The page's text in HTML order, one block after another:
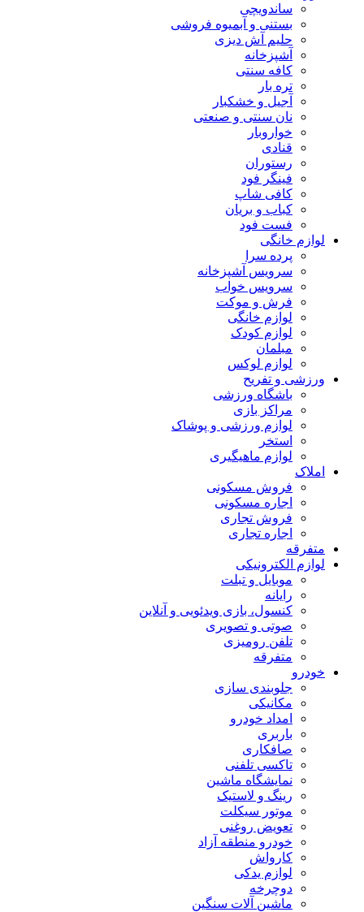
ساندویچی
بستنی و آبمیوه فروشی
حلیم آش دیزی
آشپزخانه
کافه سنتی
تره بار
آجیل و خشکبار
نان سنتی و صنعتی
خواروبار
قنادی
رستوران
فینگر فود
کافی شاپ
کباب و بریان
فست فود
لوازم خانگی
پرده سرا
سرویس آشپزخانه
سرویس خواب
فرش و موکت
لوازم خانگی
لوازم کودک
مبلمان
لوازم لوکس
ورزشی و تفریح
باشگاه ورزشی
مراکز بازی
لوازم ورزشی و پوشاک
استخر
لوازم ماهیگیری
املاک
فروش مسکونی
اجاره مسکونی
فروش تجاری
اجاره تجاری
متفرقه
لوازم الکترونیکی
موبایل و تبلت
رایانه
کنسول، بازی‌ ویدئویی و آنلاین
صوتی و تصویری
تلفن رومیزی
متفرقه
خودرو
جلوبندی سازی
مکانیکی
امداد خودرو
باربری
صافکاری
تاکسی تلفنی
نمایشگاه ماشین
رینگ و لاستیک
موتور سیکلت
تعویض روغنی
خودرو منطقه آزاد
کارواش
لوازم یدکی
دوچرخه
ماشین آلات سنگین